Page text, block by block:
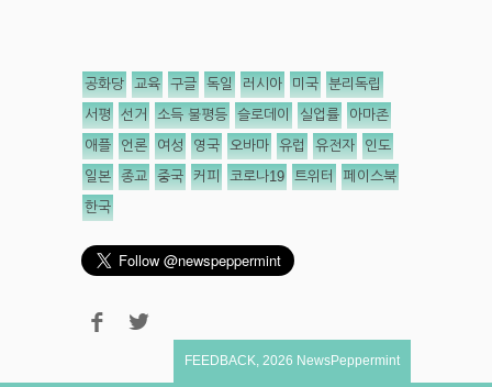
공화당 교육 구글 독일 러시아 미국 분리독립
서평 선거 소득 불평등 슬로데이 실업률 아마존
애플 언론 여성 영국 오바마 유럽 유전자 인도
일본 종교 중국 커피 코로나19 트위터 페이스북
한국
FEEDBACK 2026 NewsPeppermint